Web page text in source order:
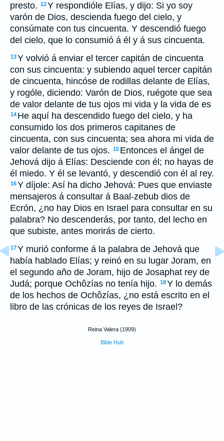
presto. 12Y respondióle Elías, y dijo: Si yo soy
varón de Dios, descienda fuego del cielo, y
consúmate con tus cincuenta. Y descendió fuego
del cielo, que lo consumió á él y á sus cincuenta.
13Y volvió á enviar el tercer capitán de cincuenta
con sus cincuenta: y subiendo aquel tercer capitán
de cincuenta, hincóse de rodillas delante de Elías,
y rogóle, diciendo: Varón de Dios, ruégote que sea
de valor delante de tus ojos mi vida y la vida de es
14 He aquí ha descendido fuego del cielo, y ha
consumido los dos primeros capitanes de
cincuenta, con sus cincuenta; sea ahora mi vida de
valor delante de tus ojos. 15 Entonces el ángel de
Jehová dijo á Elías: Desciende con él; no hayas de
él miedo. Y él se levantó, y descendió con él al rey.
16Y díjole: Así ha dicho Jehová: Pues que enviaste
mensajeros á consultar á Baal-zebub dios de
Ecrón, ¿no hay Dios en Israel para consultar en su
palabra? No descenderás, por tanto, del lecho en
que subiste, antes morirás de cierto.
17Y murió conforme á la palabra de Jehová que
había hablado Elías; y reinó en su lugar Joram, en
el segundo año de Joram, hijo de Josaphat rey de
Judá; porque Ochôzías no tenía hijo. 18Y lo demás
de los hechos de Ochôzías, ¿no está escrito en el
libro de las crónicas de los reyes de Israel?
Reina Valera (1909)
Bible Hub